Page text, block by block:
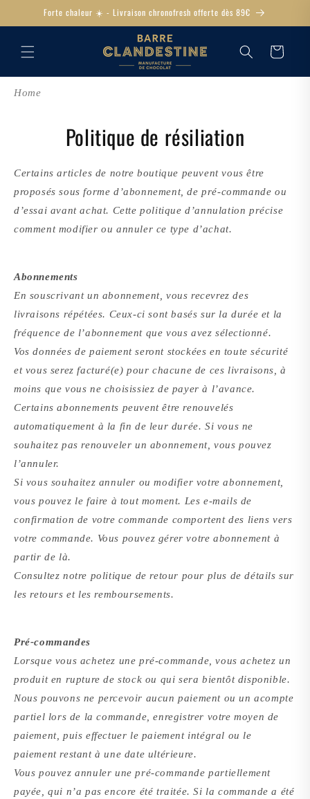
PASSER
AU
Forte chaleur ☀️ - Livraison chronofresh offerte dès 89€
PANIER
Home
Politique de résiliation
Certains articles de notre boutique peuvent vous être
proposés sous forme d’abonnement, de pré-commande ou
d’essai avant achat. Cette politique d’annulation précise
comment modifier ou annuler ce type d’achat.
Abonnements
En souscrivant un abonnement, vous recevrez des
livraisons répétées. Ceux-ci sont basés sur la durée et la
fréquence de l’abonnement que vous avez sélectionné.
Vos données de paiement seront stockées en toute sécurité
et vous serez facturé(e) pour chacune de ces livraisons, à
moins que vous ne choisissiez de payer à l’avance.
Certains abonnements peuvent être renouvelés
automatiquement à la fin de leur durée. Si vous ne
souhaitez pas renouveler un abonnement, vous pouvez
l’annuler.
Si vous souhaitez annuler ou modifier votre abonnement,
vous pouvez le faire à tout moment. Les e-mails de
confirmation de votre commande comportent des liens vers
votre commande. Vous pouvez gérer votre abonnement à
partir de là.
Consultez notre politique de retour pour plus de détails sur
les retours et les remboursements.
Pré-commandes
Lorsque vous achetez une pré-commande, vous achetez un
produit en rupture de stock ou qui sera bientôt disponible.
Nous pouvons ne percevoir aucun paiement ou un acompte
partiel lors de la commande, enregistrer votre moyen de
paiement, puis effectuer le paiement intégral ou le
paiement restant à une date ultérieure.
Vous pouvez annuler une pré-commande partiellement
payée, qui n’a pas encore été traitée. Si la commande a été